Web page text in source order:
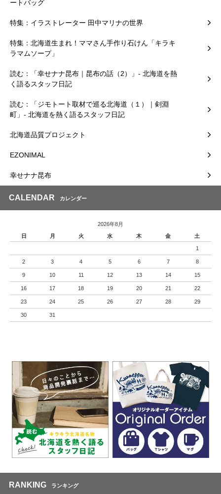
ートバッグ
特集：イラストレーター 田中マリナの世界
特集：北海道生まれ！ママさん手作り石けん「キラキ
ラマムソープ」
読む：「幸せナナ昆布｜昆布の話（2）」- 北海道を熱
く語るスタッフ日記
読む：「ジモトート取材で巡る北海道（１）｜剣淵
町」- 北海道を熱く語るスタッフ日記
北海道品質プロジェクト
EZONIMAL
幸せナナ昆布
CALENDAR カレンダー
2026年8月
日
月 火 水 木 金 土
1
2 3 4 5 6 7 8
9 10 11 12 13 14 15
16 17 18 19 20 21 22
23 24 25 26 27 28 29
30 31
RANKING ランキング